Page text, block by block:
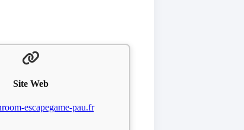
Site Web
escapegame-pau.fr